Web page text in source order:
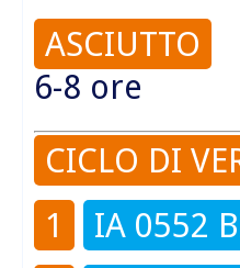
ASCIUTTO
6-8 ore
CICLO DI
1
IA 0552